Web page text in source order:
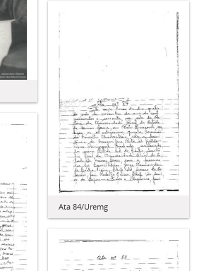
Ata 84/Uremg